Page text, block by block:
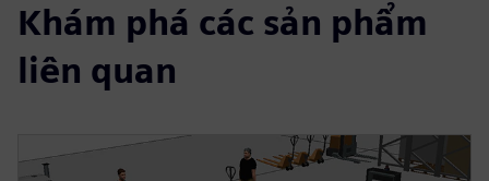
Khám phá các sản phẩm
liên quan